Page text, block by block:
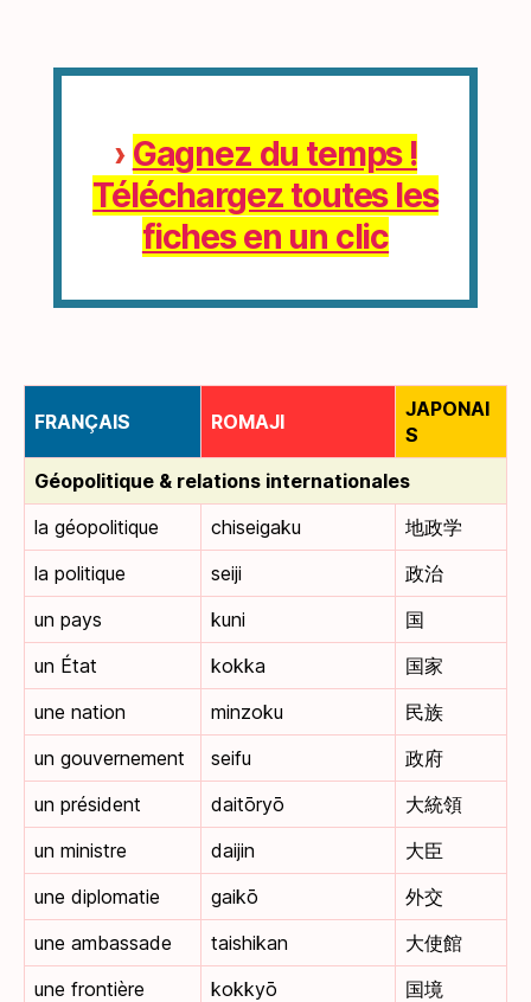
› Gagnez du temps !
Téléchargez toutes les
fiches en un clic
FRANÇAIS ROMAJI
JAPONAI
S
Géopolitique & relations internationales
la géopolitique
chiseigaku
地政学
la politique
seiji
政治
un pays
kuni
国
un État
kokka
国家
une nation
minzoku
民族
un gouvernement
seifu
政府
un président
daitōryō
大統領
un ministre
daijin
大臣
une diplomatie
gaikō
外交
une ambassade
taishikan
大使館
une frontière
kokkyō
国境